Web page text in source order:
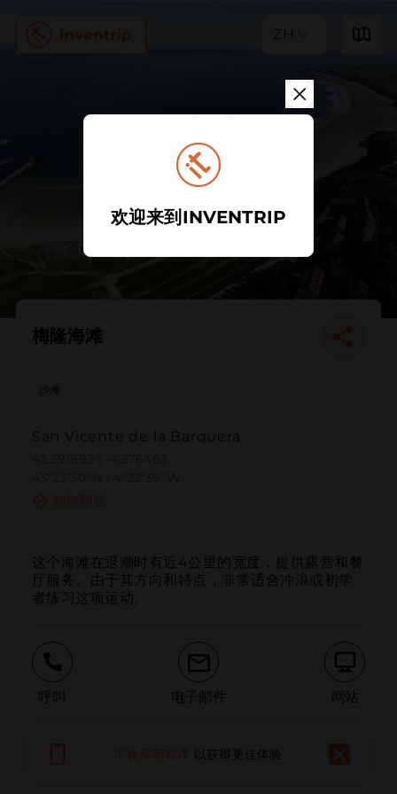
ZH
梅隆海滩
沙滩
San Vicente de la Barquera
这个海滩在退潮时有近4公里的宽度，提供露营和餐
厅服务。由于其方向和特点，非常适合冲浪或初学
者练习这项运动。
呼叫 电子邮件 网站
以获得更佳体验
欢迎来到INVENTRIP